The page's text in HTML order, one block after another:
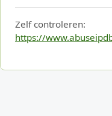
Zelf controleren:
https://